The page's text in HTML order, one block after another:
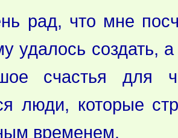
рад, что мне
удалось создать,
счастья для
люди, которые
временем.